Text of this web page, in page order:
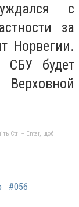
с
за
Норвегии.
СБУ будет
Ctrl + Enter, щоб
#056